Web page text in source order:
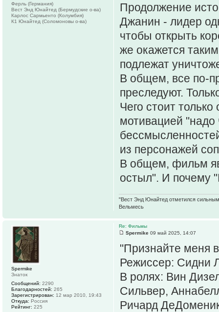
Продолжение
Джанин - лидер
чтобы открыть
же окажется
подлежат
В общем, все по-
преследуют.
Чего стоит
мотивацией "надо
из персонажей
В общем, фильм
остыл". И почему
"Вест Энд Юнайтед отметился сильным
Вельмесь
Ферль (Германия)
Вест Энд Юнайтед (Бермудские о-ва)
Карлос Сармьенто (Колумбия)
К1 Юнайтед (Соломоновы о-ва)
Re: Фильмы
Spermike 09 май 2025, 14:07
"Признайте меня
Режиссер: Сидни
В ролях: Вин
Сильвер,
Ричард
Spermike
Знаток
Сообщений: 2290
Благодарностей: 265
Зарегистрирован: 12 мар 2010, 19:43
Откуда: Россия
Рейтинг: 225